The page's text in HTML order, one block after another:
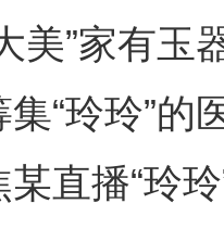
美”家有
“玲玲”
直播“玲